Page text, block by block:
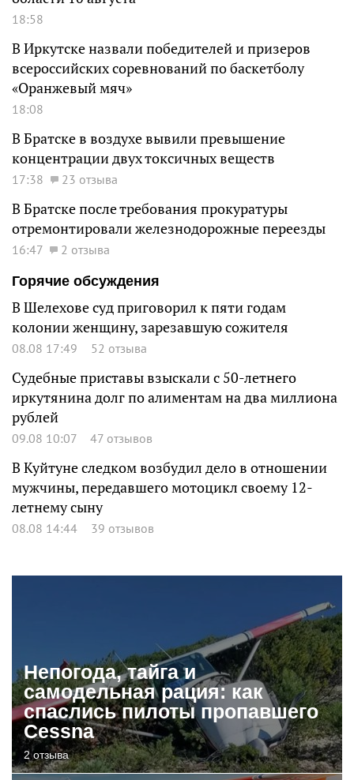
18:58
В Иркутске назвали победителей и призеров
всероссийских соревнований по баскетболу
«Оранжевый мяч»
18:08
В Братске в воздухе вывили превышение
концентрации двух токсичных веществ
17:38 23 отзыва
В Братске после требования прокуратуры
отремонтировали железнодорожные переезды
16:47
2 отзыва
Горячие обсуждения
В Шелехове суд приговорил к пяти годам
колонии женщину, зарезавшую сожителя
08.08 17:49 52 отзыва
Судебные приставы взыскали с 50-летнего
иркутянина долг по алиментам на два миллиона
рублей
09.08 10:07 47 отзывов
В Куйтуне следком возбудил дело в отношении
мужчины, передавшего мотоцикл своему 12-
летнему сыну
08.08 14:44 39 отзывов
Непогода, тайга и
самодельная рация: как
спаслись пилоты пропавшего
Cessna
2 отзыва